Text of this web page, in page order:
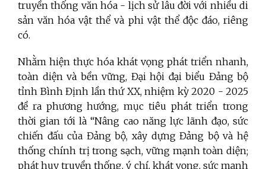
truyền thống văn hóa - lịch sử lâu đời với nhiều di
sản văn hóa vật thể và phi vật thể độc đáo, riêng
có.
Nhằm hiện thực hóa khát vọng phát triển nhanh,
toàn diện và bền vững, Đại hội đại biểu Đảng bộ
tỉnh Bình Định lần thứ XX, nhiệm kỳ 2020 - 2025
đề ra phương hướng, mục tiêu phát triển trong
thời gian tới là “Nâng cao năng lực lãnh đạo, sức
chiến đấu của Đảng bộ, xây dựng Đảng bộ và hệ
thống chính trị trong sạch, vững mạnh toàn diện;
phát huy truyền thống, ý chí, khát vọng, sức mạnh